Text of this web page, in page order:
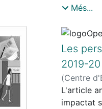
margen
Més...
Les
2019-
(Centre
L'article
impactat